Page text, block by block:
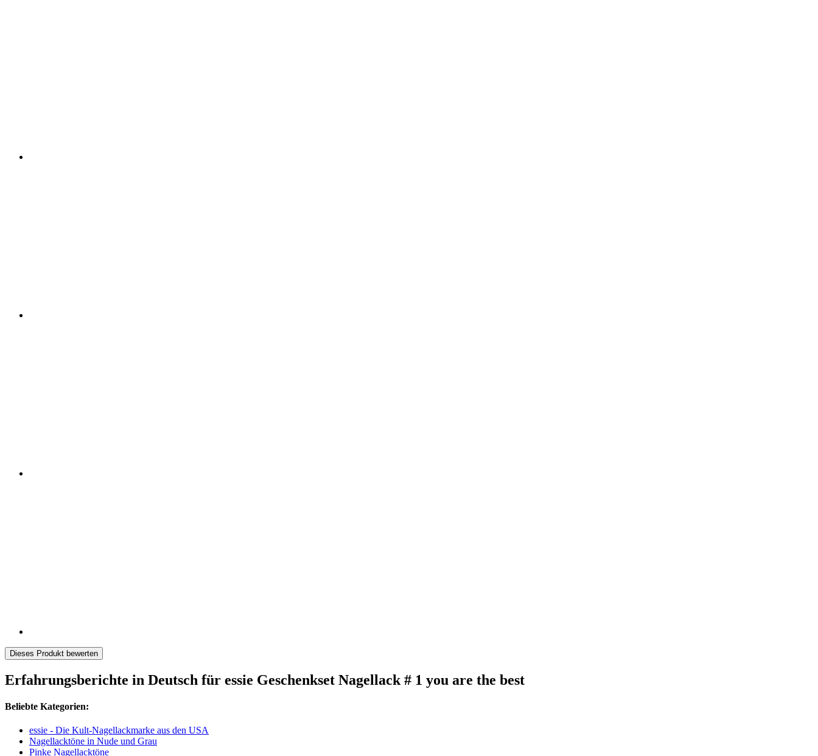
Dieses Produkt bewerten
Erfahrungsberichte in Deutsch für essie Geschenkset Nagellack # 1 you are the best
Beliebte Kategorien:
essie - Die Kult-Nagellackmarke aus den USA
Nagellacktöne in Nude und Grau
Pinke Nagellacktöne